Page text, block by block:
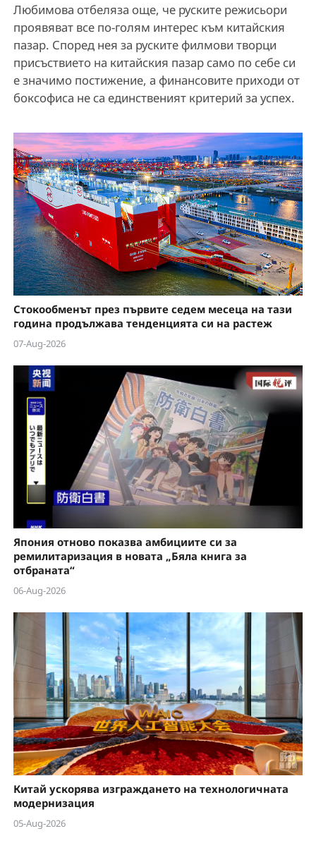
Любимова отбеляза още, че руските режисьори
проявяват все по-голям интерес към китайския
пазар. Според нея за руските филмови творци
присъствието на китайския пазар само по себе си
е значимо постижение, а финансовите приходи от
боксофиса не са единственият критерий за успех.
Стокообменът през първите седем месеца на тази
година продължава тенденцията си на растеж
07-Aug-2026
Япония отново показва амбициите си за
ремилитаризация в новата „Бяла книга за
отбраната“
06-Aug-2026
Китай ускорява изграждането на технологичната
модернизация
05-Aug-2026